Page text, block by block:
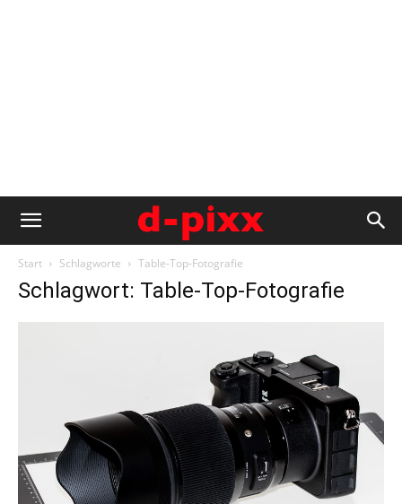
Start Schlagworte Table-Top-Fotografie
Schlagwort: Table-Top-Fotografie